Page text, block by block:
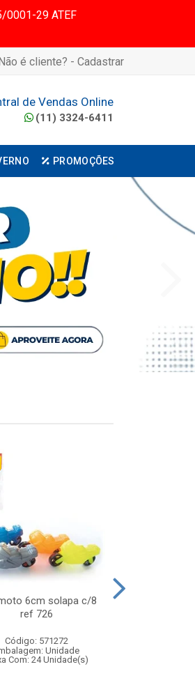
0001-29 ATEF
é cliente? - Cadastrar
de Vendas Online
(11) 3324-6411
PROMOÇÕES
6cm solapa c/8
ref 726
Código: 571272
Unidade
Com: 24 Unidade(s)